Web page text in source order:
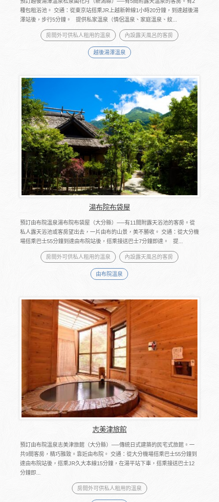
種包租浴池。 交通：從東京站搭乘JR上越新幹線1小時20分鐘，到達越後湯
澤站後，步行5分鐘。 提供私家溫泉（情侶溫泉、家庭溫泉、紋...
房間外可供私人租用的溫泉 內設露天風呂的客房
越後湯澤溫泉
湯布院布袋屋
預訂由布院溫泉湯布院布袋屋（大分縣）──有11間附露天浴池的客房。從
私人露天浴池或客房望出去，一片由布的山景，美不勝收。 交通：從大分機
場搭乘巴士55分鐘到達由布院站後，搭乘接送巴士7分鐘即達。 提...
房間外可供私人租用的溫泉 內設露天風呂的客房
由布院溫泉
志美津旅館
預訂由布院溫泉志美津旅館（大分縣）──傳統日式建築的民宅式旅館。一
共9間客房，精巧雅致。靠近由布院。 交通：從大分機場搭乘巴士55分鐘到
達由布院站後，搭乘JR久大本線15分鐘，在湯平站下車，搭乘接送巴士12
分鐘即...
房間外可供私人租用的溫泉